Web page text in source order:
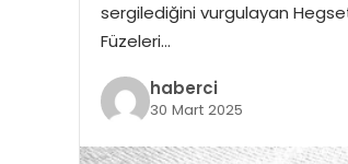
sergilediğini vurgulayan
Füzeleri…
haberci
30 Mart 2025